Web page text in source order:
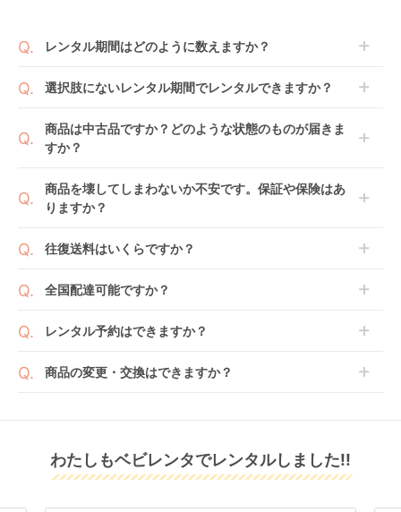
ャイルドシート
レンタル
3,652
チャイルドシート ア
レンタル
8,580
ジョイトリップ アド
ッグショック SC チャ
イルドシート コンビ
レンタル
ルドシート 西松屋
レンタル
ク JS チャイルドシー
ト コンビ(Combi)
レンタル
円 〜
ト アップリカ
(Aprica)
レンタル
4,125円 〜
ショック ZC-720 チ
ャイルドシート コン
ビ(Combi)
レンタル
5,555円 〜
レンタル期間はどのように数えますか？
開始日1日目となります。
日までに配送業者（佐川急便）に商品の引渡しとなり
ます。
選択肢にないレンタル期間でレンタルできますか？
間の利用が可能です。
例えば4ヶ月の場合、3ヶ月レンタル＋1ヶ月延長とし
の上で、早期にご返却ください。
商品は中古品ですか？どのような状態のものが届きま
すか？
のもございます。
新品商品はメーカーから仕入れた状態のものをお送り
走行テストを行う場合がございます。
となる場合がございます。その際、メーカーの都合に
場合や、在庫切れによりご注文をキャンセルさせてい
い。
※万が一キャンセルとなった場合には、代金は全額ご
てお届けしております。そのため、小さなキズや使用
感はございますが、故障や大きなキズ、シミなどのリ
商品を壊してしまわないか不安です。保証や保険はあ
りますか？
おります。
ョンをご購入ください。
詳しくはこちらをご確認ください。
往復送料はいくらですか？
へ入れ、カートページから住所を入力すると送料が確
全国配達可能ですか？
※空港への配達はご対応できかねますのであらかじめ
レンタル予約はできますか？
可能ですので、商品のご注文時にご希望のお日にちに
商品の変更・交換はできますか？
また、レンタル期間の変更も商品発送前であれば変更
可能です。
わたしもベビレンタでレンタルしました!!